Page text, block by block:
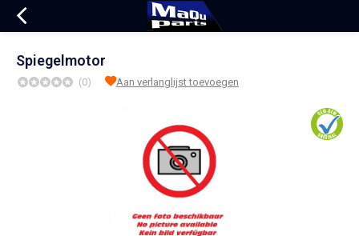
Spiegelmotor
(0) Aan verlanglijst toevoegen